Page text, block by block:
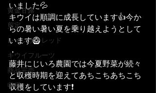
黄金甘露
剪定
レインボーレッド
キウイフルーツ
商品完売
収穫
いました💦
キウイは順調に成長しています👍今か
らの暑い暑い夏を乗り越えようとして
います🥝
・
藤井にじいろ農園では今夏野菜が続々
と収穫時期を迎えてあちこちあちこち
収穫をしています❗️